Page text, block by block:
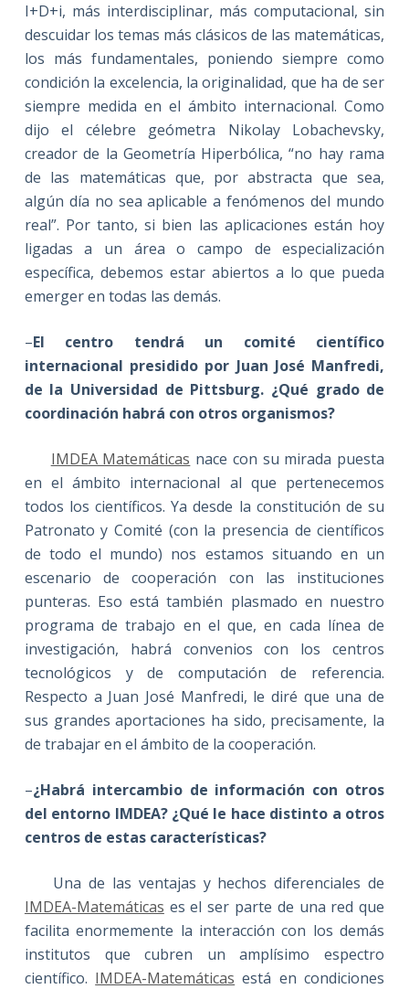
I+D+i, más interdisciplinar, más computacional, sin
descuidar los temas más clásicos de las matemáticas,
los más fundamentales, poniendo siempre como
condición la excelencia, la originalidad, que ha de ser
siempre medida en el ámbito internacional. Como
dijo el célebre geómetra Nikolay Lobachevsky,
creador de la Geometría Hiperbólica, “no hay rama
de las matemáticas que, por abstracta que sea,
algún día no sea aplicable a fenómenos del mundo
real”. Por tanto, si bien las aplicaciones están hoy
ligadas a un área o campo de especialización
específica, debemos estar abiertos a lo que pueda
emerger en todas las demás.
–El centro tendrá un comité científico
internacional presidido por Juan José Manfredi,
de la Universidad de Pittsburg. ¿Qué grado de
coordinación habrá con otros organismos?
IMDEA Matemáticas nace con su mirada puesta
en el ámbito internacional al que pertenecemos
todos los científicos. Ya desde la constitución de su
Patronato y Comité (con la presencia de científicos
de todo el mundo) nos estamos situando en un
escenario de cooperación con las instituciones
punteras. Eso está también plasmado en nuestro
programa de trabajo en el que, en cada línea de
investigación, habrá convenios con los centros
tecnológicos y de computación de referencia.
Respecto a Juan José Manfredi, le diré que una de
sus grandes aportaciones ha sido, precisamente, la
de trabajar en el ámbito de la cooperación.
–¿Habrá intercambio de información con otros
del entorno IMDEA? ¿Qué le hace distinto a otros
centros de estas características?
Una de las ventajas y hechos diferenciales de
IMDEA-Matemáticas es el ser parte de una red que
facilita enormemente la interacción con los demás
institutos que cubren un amplísimo espectro
científico. IMDEA-Matemáticas está en condiciones